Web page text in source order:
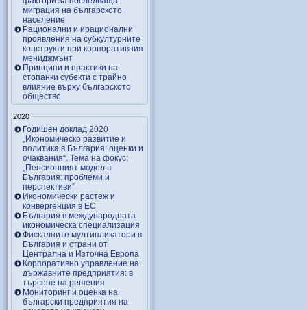
миграция на българското
население
Рационални и ирационални
проявления на субкултурните
конструкти при корпоративния
мениджмънт
Принципи и практики на
стопанки субекти с трайно
влияние върху българското
общество
2020
Годишен доклад 2020
„Икономическо развитие и
политика в България: оценки и
очаквания“. Тема на фокус:
„Пенсионният модел в
България: проблеми и
перспективи“
Икономически растеж и
конвергенция в ЕС
България в международната
икономическа специализация
Фискалните мултипликатори в
България и страни от
Централна и Източна Европа
Корпоративно управление на
държавните предприятия: в
търсене на решения
Мониторинг и оценка на
български предприятия на